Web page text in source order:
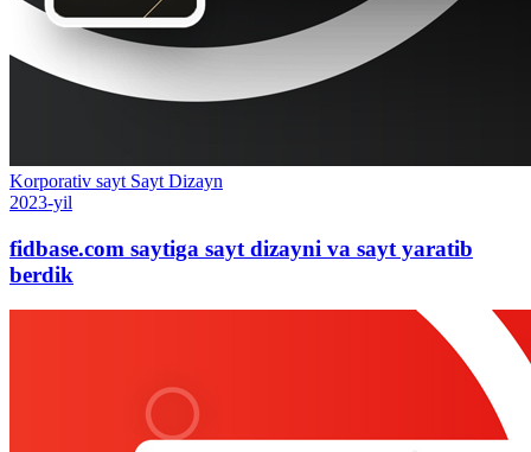
Korporativ sayt Sayt Dizayn
2023-yil
fidbase.com saytiga sayt dizayni va sayt yaratib
berdik